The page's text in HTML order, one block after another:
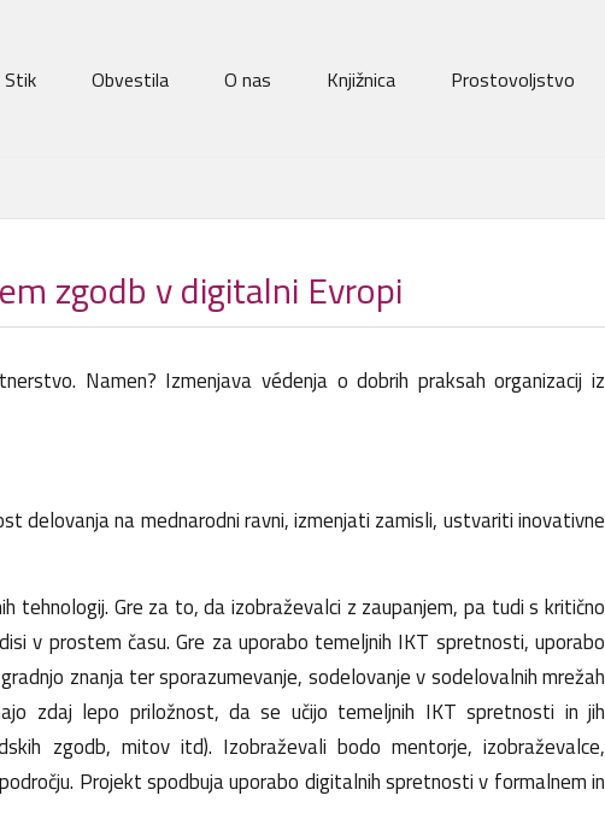
Stik Obvestila O nas Knjižnica Prostovoljstvo
zgodb v digitalni Evropi
Namen? Izmenjava védenja o dobrih praksah organizacij iz
delovanja na mednarodni ravni, izmenjati zamisli, ustvariti inovativne
tehnologij. Gre za to, da izobraževalci z zaupanjem, pa tudi s kritično
v prostem času. Gre za uporabo temeljnih IKT spretnosti, uporabo
znanja ter sporazumevanje, sodelovanje v sodelovalnih mrežah
zdaj lepo priložnost, da se učijo temeljnih IKT spretnosti in jih
zgodb, mitov itd). Izobraževali bodo mentorje, izobraževalce,
Projekt spodbuja uporabo digitalnih spretnosti v formalnem in